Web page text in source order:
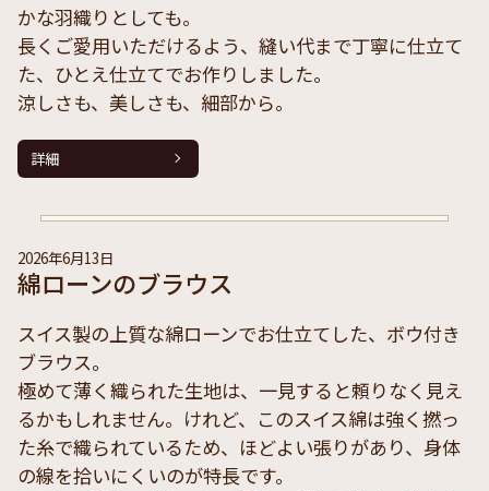
かな羽織りとしても。
長くご愛用いただけるよう、縫い代まで丁寧に仕立て
た、ひとえ仕立てでお作りしました。
涼しさも、美しさも、細部から。
詳細
2026年6月13日
綿ローンのブラウス
スイス製の上質な綿ローンでお仕立てした、ボウ付き
ブラウス。
極めて薄く織られた生地は、一見すると頼りなく見え
るかもしれません。けれど、このスイス綿は強く撚っ
た糸で織られているため、ほどよい張りがあり、身体
の線を拾いにくいのが特長です。